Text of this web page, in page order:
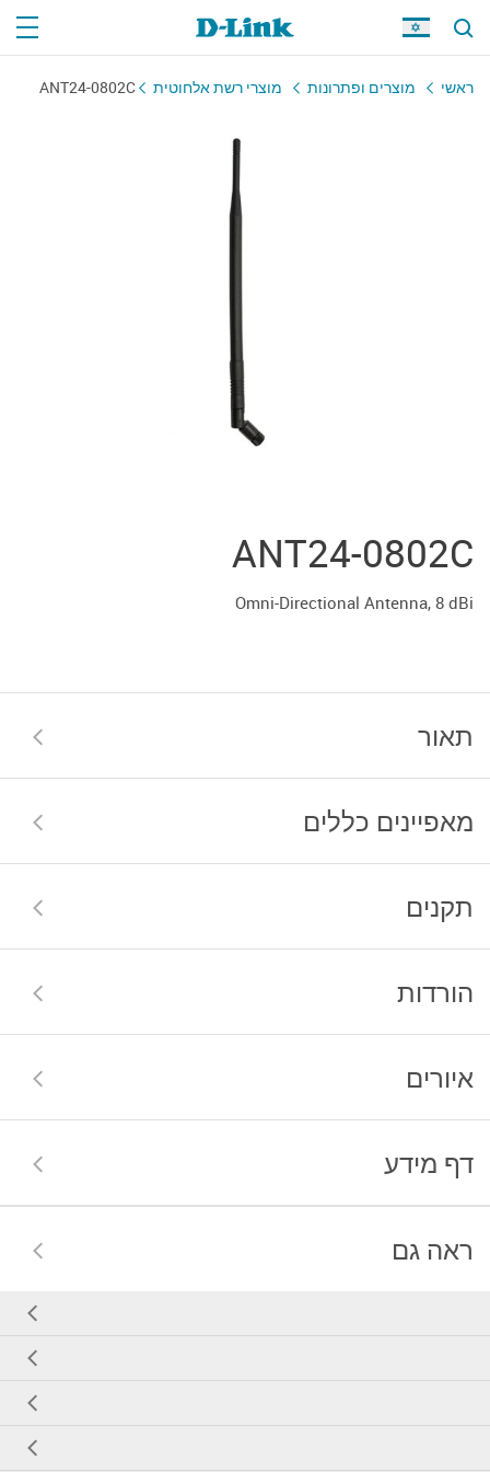
ראשי מוצרים ופתרונות מוצרי רשת אלחוטית ANT24-0802C
ANT24-0802C
Omni-Directional Antenna, 8 dBi
תאור
מאפיינים כללים
תקנים
הורדות
איורים
דף מידע
ראה גם